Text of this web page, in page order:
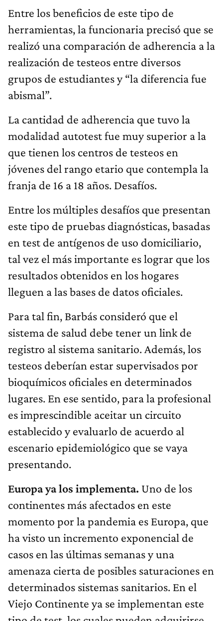
Entre los beneficios de este tipo de
herramientas, la funcionaria precisó que se
realizó una comparación de adherencia a la
realización de testeos entre diversos
grupos de estudiantes y “la diferencia fue
abismal”.
La cantidad de adherencia que tuvo la
modalidad autotest fue muy superior a la
que tienen los centros de testeos en
jóvenes del rango etario que contempla la
franja de 16 a 18 años. Desafíos.
Entre los múltiples desafíos que presentan
este tipo de pruebas diagnósticas, basadas
en test de antígenos de uso domiciliario,
tal vez el más importante es lograr que los
resultados obtenidos en los hogares
lleguen a las bases de datos oficiales.
Para tal fin, Barbás consideró que el
sistema de salud debe tener un link de
registro al sistema sanitario. Además, los
testeos deberían estar supervisados por
bioquímicos oficiales en determinados
lugares. En ese sentido, para la profesional
es imprescindible aceitar un circuito
establecido y evaluarlo de acuerdo al
escenario epidemiológico que se vaya
presentando.
Europa ya los implementa. Uno de los
continentes más afectados en este
momento por la pandemia es Europa, que
ha visto un incremento exponencial de
casos en las últimas semanas y una
amenaza cierta de posibles saturaciones en
determinados sistemas sanitarios. En el
Viejo Continente ya se implementan este